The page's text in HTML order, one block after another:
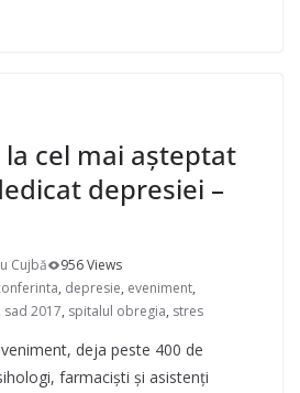
cel mai așteptat
depresiei –
Cujbă
956 Views
, depresie, eveniment,
sad 2017, spitalul obregia, stres
deja peste 400 de
farmaciști și asistenți